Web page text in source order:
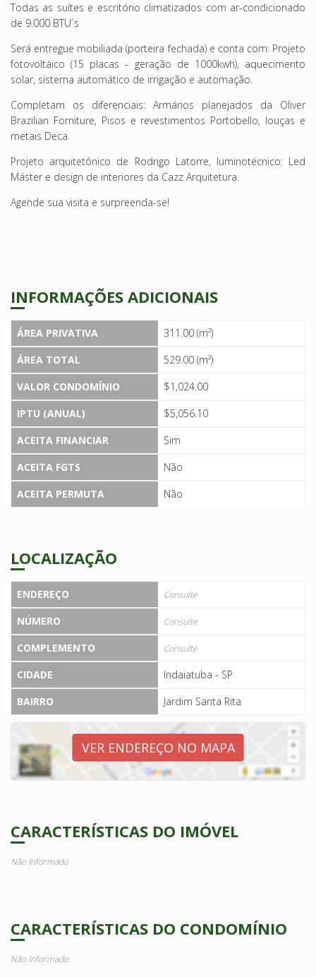
Todas as suítes e escritório climatizados com ar-condicionado
de 9.000 BTU´s
Será entregue mobiliada (porteira fechada) e conta com: Projeto
fotovoltáico (15 placas - geração de 1000kwh), aquecimento
solar, sistema automático de irrigação e automação.
Completam os diferenciais: Armários planejados da Oliver
Brazilian Forniture, Pisos e revestimentos Portobello, louças e
metais Deca.
Projeto arquitetônico de Rodrigo Latorre, luminotécnico: Led
Máster e design de interiores da Cazz Arquitetura.
Agende sua visita e surpreenda-se!
INFORMAÇÕES ADICIONAIS
ÁREA PRIVATIVA
311.00 (m²)
ÁREA TOTAL
529.00 (m²)
VALOR CONDOMÍNIO
$1,024.00
IPTU (ANUAL)
$5,056.10
ACEITA FINANCIAR
Sim
ACEITA FGTS
Não
ACEITA PERMUTA
Não
LOCALIZAÇÃO
ENDEREÇO Consulte
NÚMERO Consulte
COMPLEMENTO Consulte
CIDADE
Indaiatuba - SP
BAIRRO
Jardim Santa Rita
VER ENDEREÇO NO MAPA
CARACTERÍSTICAS DO IMÓVEL
Não Informado
CARACTERÍSTICAS DO CONDOMÍNIO
Não Informado